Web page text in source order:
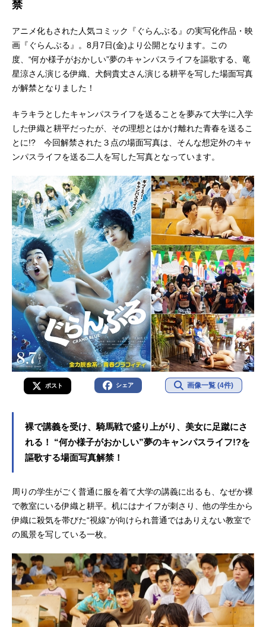
禁
アニメ化もされた人気コミック『ぐらんぶる』の実写化作品・映
画『ぐらんぶる』。8月7日(金)より公開となります。この
度、“何か様子がおかしい”夢のキャンパスライフを謳歌する、竜
星涼さん演じる伊織、犬飼貴丈さん演じる耕平を写した場面写真
が解禁となりました！
キラキラとしたキャンパスライフを送ることを夢みて大学に入学
した伊織と耕平だったが、その理想とはかけ離れた青春を送るこ
とに!? 今回解禁された３点の場面写真は、そんな想定外のキャ
ンパスライフを送る二人を写した写真となっています。
ポスト シェア 画像一覧 (4件)
裸で講義を受け、騎馬戦で盛り上がり、美女に足蹴にさ
れる！ “何か様子がおかしい”夢のキャンパスライフ!?を
謳歌する場面写真解禁！
周りの学生がごく普通に服を着て大学の講義に出るも、なぜか裸
で教室にいる伊織と耕平。机にはナイフが刺さり、他の学生から
伊織に殺気を帯びた“視線”が向けられ普通ではありえない教室で
の風景を写している一枚。